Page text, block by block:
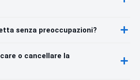
senza preoccupazioni?
o cancellare la